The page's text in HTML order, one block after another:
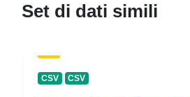
Set di dati simili
CSV CSV